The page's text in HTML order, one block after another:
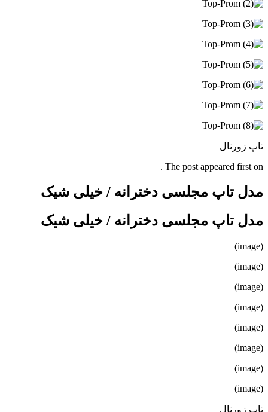
تاپ زورنال
The post appeared first on .
مدل تاپ مجلسی دخترانه / خیلی شیک
مدل تاپ مجلسی دخترانه / خیلی شیک
(image)
(image)
(image)
(image)
(image)
(image)
(image)
(image)
تاپ زورنال